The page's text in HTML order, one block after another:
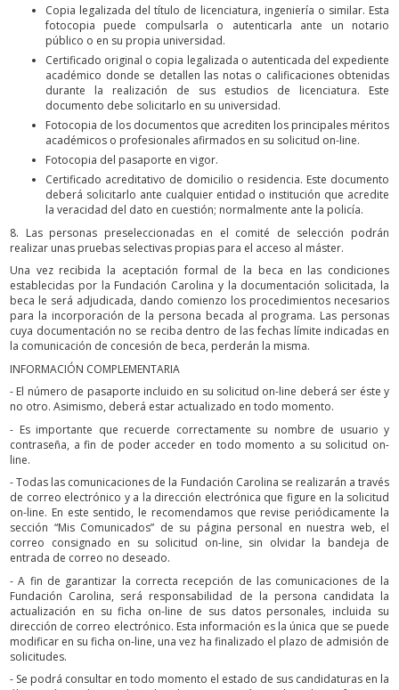
Copia legalizada del título de licenciatura, ingeniería o similar. Esta
fotocopia puede compulsarla o autenticarla ante un notario
público o en su propia universidad.
Certificado original o copia legalizada o autenticada del expediente
académico donde se detallen las notas o calificaciones obtenidas
durante la realización de sus estudios de licenciatura. Este
documento debe solicitarlo en su universidad.
Fotocopia de los documentos que acrediten los principales méritos
académicos o profesionales afirmados en su solicitud on-line.
Fotocopia del pasaporte en vigor.
Certificado acreditativo de domicilio o residencia. Este documento
deberá solicitarlo ante cualquier entidad o institución que acredite
la veracidad del dato en cuestión; normalmente ante la policía.
8. Las personas preseleccionadas en el comité de selección podrán
realizar unas pruebas selectivas propias para el acceso al máster.
Una vez recibida la aceptación formal de la beca en las condiciones
establecidas por la Fundación Carolina y la documentación solicitada, la
beca le será adjudicada, dando comienzo los procedimientos necesarios
para la incorporación de la persona becada al programa. Las personas
cuya documentación no se reciba dentro de las fechas límite indicadas en
la comunicación de concesión de beca, perderán la misma.
INFORMACIÓN COMPLEMENTARIA
- El número de pasaporte incluido en su solicitud on-line deberá ser éste y
no otro. Asimismo, deberá estar actualizado en todo momento.
- Es importante que recuerde correctamente su nombre de usuario y
contraseña, a fin de poder acceder en todo momento a su solicitud on-
line.
- Todas las comunicaciones de la Fundación Carolina se realizarán a través
de correo electrónico y a la dirección electrónica que figure en la solicitud
on-line. En este sentido, le recomendamos que revise periódicamente la
sección “Mis Comunicados” de su página personal en nuestra web, el
correo consignado en su solicitud on-line, sin olvidar la bandeja de
entrada de correo no deseado.
- A fin de garantizar la correcta recepción de las comunicaciones de la
Fundación Carolina, será responsabilidad de la persona candidata la
actualización en su ficha on-line de sus datos personales, incluida su
dirección de correo electrónico. Esta información es la única que se puede
modificar en su ficha on-line, una vez ha finalizado el plazo de admisión de
solicitudes.
- Se podrá consultar en todo momento el estado de sus candidaturas en la